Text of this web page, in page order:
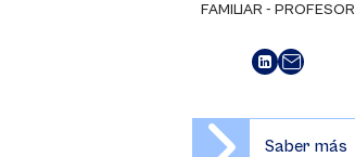
FAMILIAR - PROFESOR
Saber más